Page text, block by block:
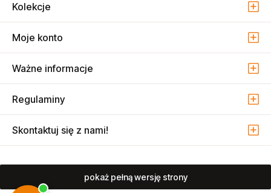
Kolekcje
Moje konto
Ważne informacje
Regulaminy
Skontaktuj się z nami!
pokaż pełną wersję strony